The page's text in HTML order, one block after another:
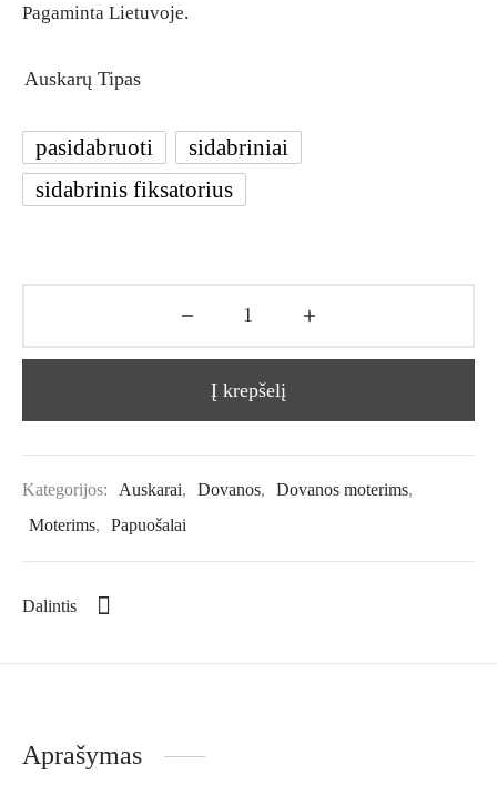
Pagaminta Lietuvoje.
Auskarų Tipas
pasidabruoti
sidabriniai
sidabrinis fiksatorius
Į krepšelį
Kategorijos: Auskarai, Dovanos, Dovanos moterims,
Moterims, Papuošalai
Dalintis
Aprašymas